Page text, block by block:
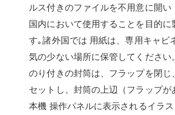
ルス付きのファイルを不用意に開
国内において使用することを目的に
す｡諸外国では 用紙は、専用キャビ
気の少ない場所に保管してください
のり付きの封筒は、フラップを閉じ
セットし、封筒の上辺（フラップが
本機 操作パネルに表示されるイラ